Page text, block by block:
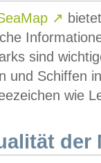
↗
sind
und Schiffen
wie
der